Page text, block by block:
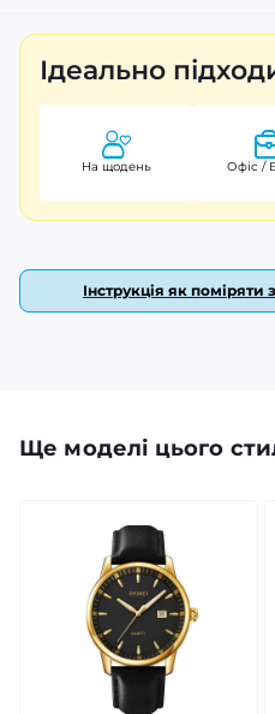
З розмірами 47 х 47 мм та
годинник легко підійде під
арабським цифрам на
зчитувати час у будь-якій
не просто годинник, а
прагнення до сучасності.
впевненість у якості.
Ідеально
На щодень Офіс /
Інструкція як поміряти
Ще моделі цього